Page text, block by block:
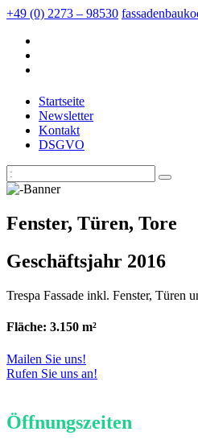
+49 (0) 2273 – 98530
Startseite
Newsletter
Kontakt
DSGVO
Fenster, Türen, Tore
Geschäftsjahr 2016
Trespa Fassade inkl. Fenster, Türen
Fläche: 3.150 m²
Mailen Sie uns!
Rufen Sie uns an!
Öffnungszeiten